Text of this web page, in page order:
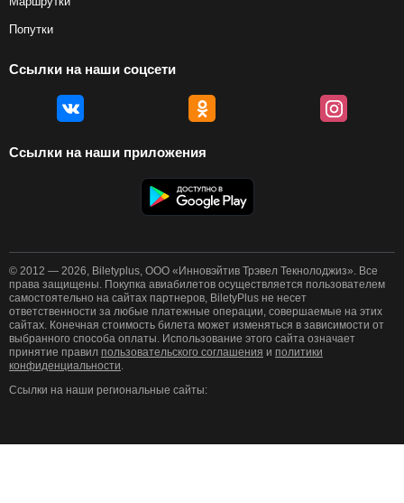
Попутки
Ссылки на наши соцсети
Ссылки на наши приложения
© 2012 — 2026, Biletyplus, ООО «Инновэйтив Трэвел Текнолоджиз». Все
права защищены. Покупка авиабилетов осуществляется пользователем
самостоятельно на сайтах партнеров, BiletyPlus не несет
ответственности за любые платежные операции, совершаемые на этих
сайтах. Конечная стоимость билета может изменяться в зависимости от
выбранного способа оплаты. Использование этого сайта означает
принятие правил пользовательского соглашения и политики
конфиденциальности.
Ссылки на наши региональные сайты: